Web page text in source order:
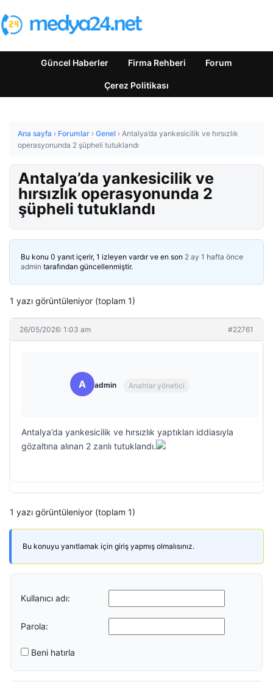
Güncel Haberler Firma Rehberi Forum
Çerez Politikası
Ana sayfa › Forumlar › Genel › Antalya’da yankesicilik ve hırsızlık
operasyonunda 2 şüpheli tutuklandı
Antalya’da yankesicilik ve
hırsızlık operasyonunda 2
şüpheli tutuklandı
Bu konu 0 yanıt içerir, 1 izleyen vardır ve en son 2 ay 1 hafta önce
admin tarafından güncellenmiştir.
1 yazı görüntüleniyor (toplam 1)
26/05/2026: 1:03 am #22761
A admin Anahtar yönetici
Antalya’da yankesicilik ve hırsızlık yaptıkları iddiasıyla
gözaltına alınan 2 zanlı tutuklandı.
1 yazı görüntüleniyor (toplam 1)
Bu konuyu yanıtlamak için giriş yapmış olmalısınız.
Kullanıcı adı:
Parola:
Beni hatırla